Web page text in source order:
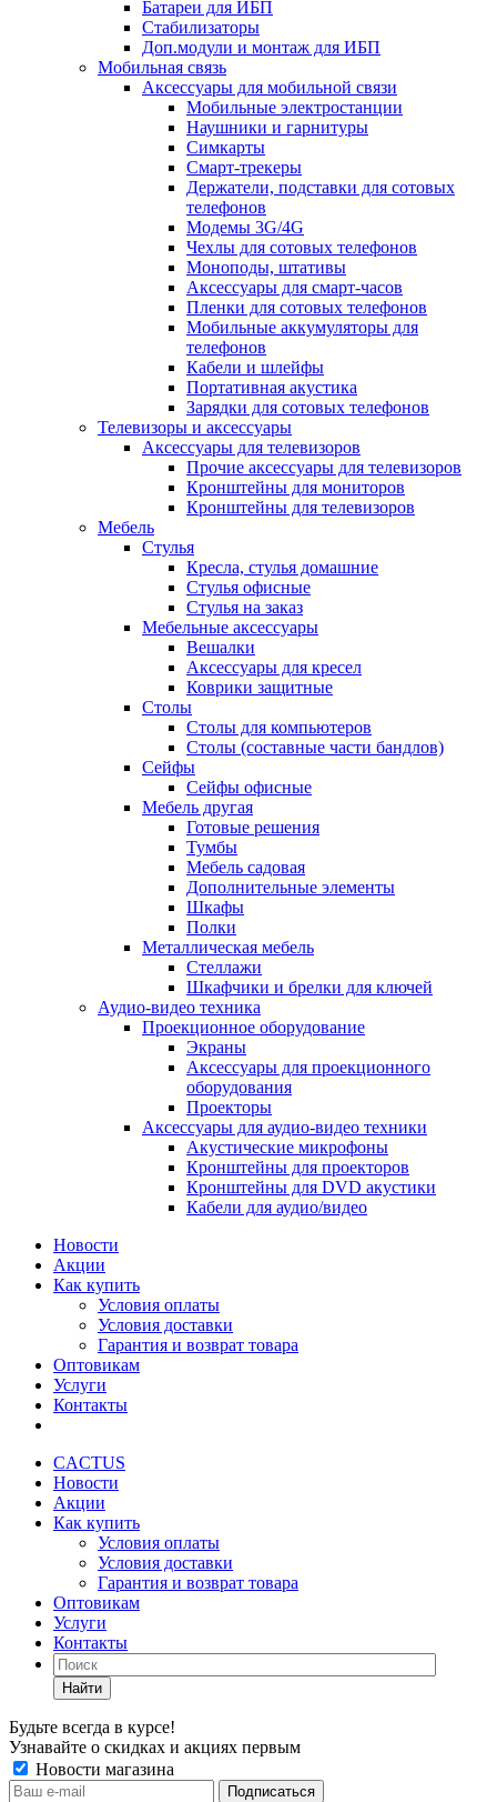
Батареи для ИБП
Стабилизаторы
Доп.модули и монтаж для ИБП
Мобильная связь
Аксессуары для мобильной связи
Мобильные электростанции
Наушники и гарнитуры
Симкарты
Смарт-трекеры
Держатели, подставки для сотовых
телефонов
Модемы 3G/4G
Чехлы для сотовых телефонов
Моноподы, штативы
Аксессуары для смарт-часов
Пленки для сотовых телефонов
Мобильные аккумуляторы для
телефонов
Кабели и шлейфы
Портативная акустика
Зарядки для сотовых телефонов
Телевизоры и аксессуары
Аксессуары для телевизоров
Прочие аксессуары для телевизоров
Кронштейны для мониторов
Кронштейны для телевизоров
Мебель
Стулья
Кресла, стулья домашние
Стулья офисные
Стулья на заказ
Мебельные аксессуары
Вешалки
Аксессуары для кресел
Коврики защитные
Столы
Столы для компьютеров
Столы (составные части бандлов)
Сейфы
Сейфы офисные
Мебель другая
Готовые решения
Тумбы
Мебель садовая
Дополнительные элементы
Шкафы
Полки
Металлическая мебель
Стеллажи
Шкафчики и брелки для ключей
Аудио-видео техника
Проекционное оборудование
Экраны
Аксессуары для проекционного
оборудования
Проекторы
Аксессуары для аудио-видео техники
Акустические микрофоны
Кронштейны для проекторов
Кронштейны для DVD акустики
Кабели для аудио/видео
Новости
Акции
Как купить
Условия оплаты
Условия доставки
Гарантия и возврат товара
Оптовикам
Услуги
Контакты
CACTUS
Новости
Акции
Как купить
Условия оплаты
Условия доставки
Гарантия и возврат товара
Оптовикам
Услуги
Контакты
Найти
Будьте всегда в курсе!
Узнавайте о скидках и акциях первым
Новости магазина